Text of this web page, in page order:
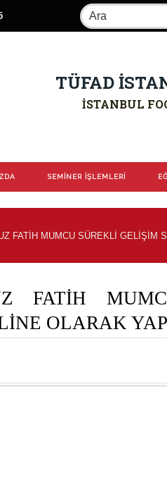
TÜFAD
İSTANBUL
SEMİNER İŞLEMLERİ
FATİH MUMCU SÜREKLİ GELİŞİM
FATİH
OLARAK